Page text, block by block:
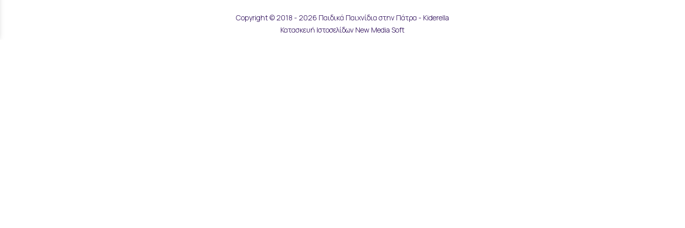
Copyright © 2018 - 2026 Παιδικά Παιχνίδια στην Πάτρα - Kiderella
Κατασκευή Ιστοσελίδων New Media Soft